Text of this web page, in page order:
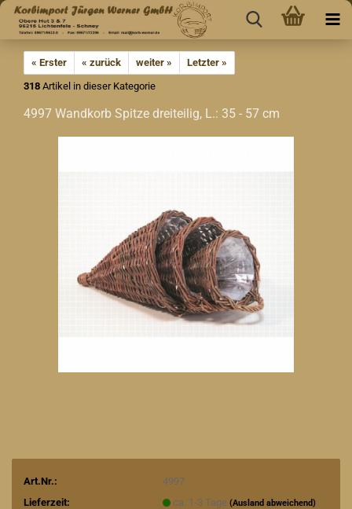
« Erster « zurück weiter »
Letzter »
318 Artikel in dieser Kategorie
4997 Wandkorb Spitze dreiteilig, L.: 35 - 57 cm
Art.Nr.:
4997
Lieferzeit:
ca. 1-3 Tage (Ausland abweichend)